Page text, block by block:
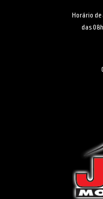
Horário
das